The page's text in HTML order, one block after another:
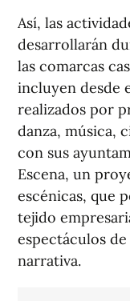
Así, las
desarrollarán
las comarcas
incluyen desde
realizados por
danza, música,
con sus
Escena, un
escénicas, que
tejido
espectáculos
narrativa.